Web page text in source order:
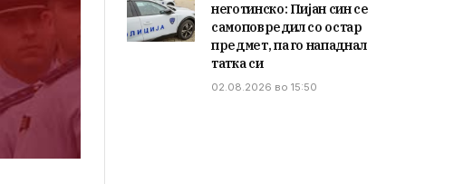
неготинско: Пијан син се
самоповредил со остар
предмет, па го нападнал
татка си
02.08.2026 во 15:50